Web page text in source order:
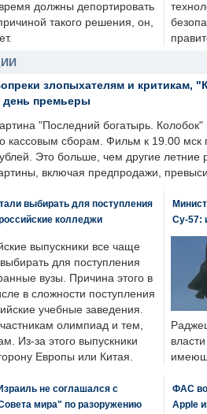
должны депортировать
такого решения, он,
злопыхателям и критикам,
день премьеры
"Последний богатырь.
кассовым сборам. Фильм к 19.00 мск
Это больше, чем другие
включая предпродажи,
выбирать для поступления
колледжи
выпускники все чаще
для поступления
вузы. Причина этого в
в сложности поступления
учебные заведения.
олимпиад и тем,
Из-за этого выпускники
Европы или Китая.
Су-57:
не соглашался с
мира" по разоружению
ФАС
Apple